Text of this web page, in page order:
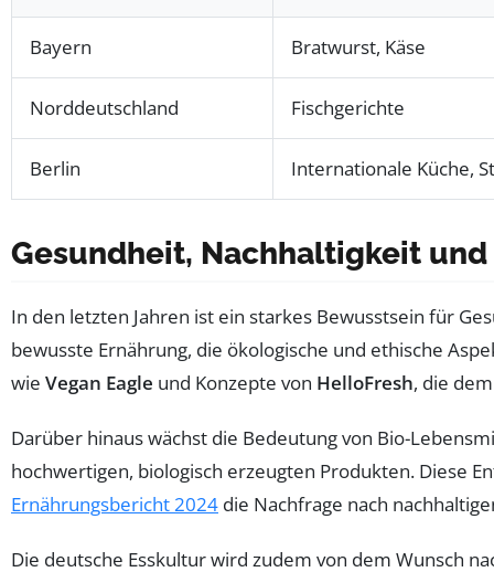
Bayern Bratwurst, Käse
Norddeutschland Fischgerichte
Berlin Internationale Küche,
Gesundheit, Nachhaltigkeit
In den letzten Jahren ist ein starkes Bewusstsein für
bewusste Ernährung, die ökologische und ethische
wie Vegan Eagle und Konzepte von HelloFresh, die
Darüber hinaus wächst die Bedeutung von Bio-
hochwertigen, biologisch erzeugten Produkten. Diese
Ernährungsbericht 2024 die Nachfrage nach
Die deutsche Esskultur wird zudem von dem Wunsch